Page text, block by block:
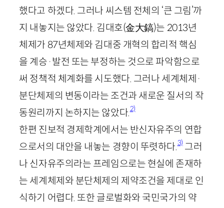
했다고 하겠다. 그러나 씨스템 전체의 ‘큰 그림’까
지 내놓지는 않았다. 김대호(金大鎬)는 2013년
체제가 87년체제와 김대중 개혁의 합리적 핵심
을 계승·발전 또는 부정하는 것으로 파악함으로
써 정책적 체계화를 시도했다. 그러나 세계체제·
분단체제의 변동이라는 조건과 새로운 질서의 작
동원리까지 논하지는 않았다.2)
한편 진보적 경제학계에서는 반신자유주의 연합
으로서의 대안을 내놓는 경향이 뚜렷하다.3)그러
나 신자유주의라는 프레임으로는 현실에 존재하
는 세계체제와 분단체제의 제약조건을 제대로 인
식하기 어렵다. 또한 글로벌화와 국민국가의 약